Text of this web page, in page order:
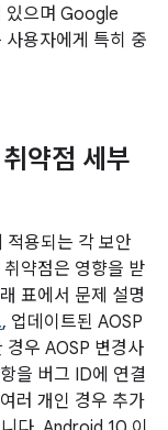
있으며 Google
용자에게 특히 중
약점 세부
용되는 각 보안
약점은 영향을 받
표에서 문제 설명
, 업데이트된 AOSP
경우 AOSP 변경사
을 버그 ID에 연결
러 개인 경우 추가